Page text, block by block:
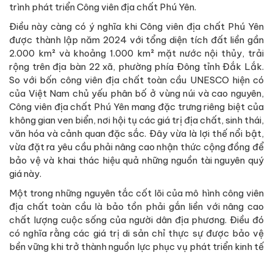
trình phát triển Công viên địa chất Phú Yên.
Điều này càng có ý nghĩa khi Công viên địa chất Phú Yên
được thành lập năm 2024 với tổng diện tích đất liền gần
2.000 km² và khoảng 1.000 km² mặt nước nội thủy, trải
rộng trên địa bàn 22 xã, phường phía Đông tỉnh Đắk Lắk.
So với bốn công viên địa chất toàn cầu UNESCO hiện có
của Việt Nam chủ yếu phân bố ở vùng núi và cao nguyên,
Công viên địa chất Phú Yên mang đặc trưng riêng biệt của
không gian ven biển, nơi hội tụ các giá trị địa chất, sinh thái,
văn hóa và cảnh quan đặc sắc. Đây vừa là lợi thế nổi bật,
vừa đặt ra yêu cầu phải nâng cao nhận thức cộng đồng để
bảo vệ và khai thác hiệu quả những nguồn tài nguyên quý
giá này.
Một trong những nguyên tắc cốt lõi của mô hình công viên
địa chất toàn cầu là bảo tồn phải gắn liền với nâng cao
chất lượng cuộc sống của người dân địa phương. Điều đó
có nghĩa rằng các giá trị di sản chỉ thực sự được bảo vệ
bền vững khi trở thành nguồn lực phục vụ phát triển kinh tế